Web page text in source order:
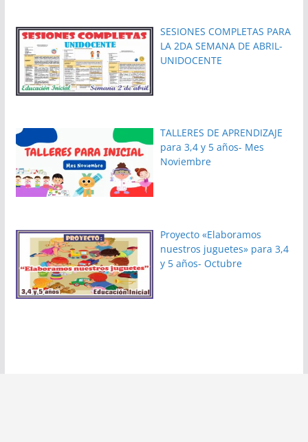
SESIONES COMPLETAS PARA
LA 2DA SEMANA DE ABRIL-
UNIDOCENTE
TALLERES DE APRENDIZAJE
para 3,4 y 5 años- Mes
Noviembre
Proyecto «Elaboramos
nuestros juguetes» para 3,4
y 5 años- Octubre